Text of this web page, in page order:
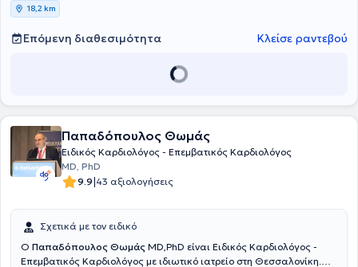
18,2 km
Επόμενη διαθεσιμότητα Κλείσε ραντεβού
Παπαδόπουλος Θωμάς
Ειδικός Καρδιολόγος - Επεμβατικός Καρδιολόγος
MD, PhD
9.9|43 αξιολογήσεις
Σχετικά με τον ειδικό
Ο Παπαδόπουλος Θωμάς MD,PhD είναι Ειδικός Καρδιολόγος -
Επεμβατικός Καρδιολόγος με ιδιωτικό ιατρείο στη Θεσσαλονίκη.